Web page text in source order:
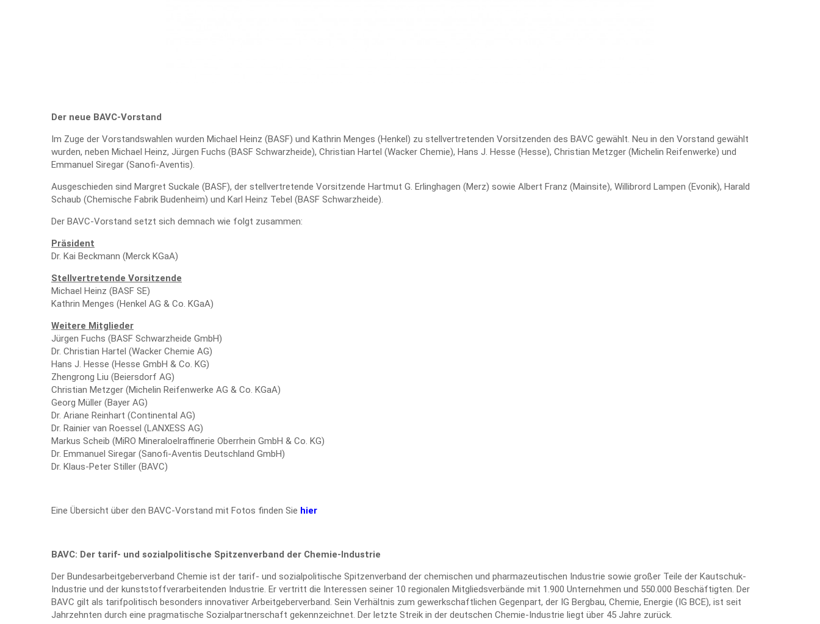
Der neue BAVC-Vorstand
Im Zuge der Vorstandswahlen wurden Michael Heinz (BASF) und Kathrin Menges (Henkel) zu stellvertretenden Vorsitzenden des BAVC gewählt. Neu in den Vorstand gewählt
wurden, neben Michael Heinz, Jürgen Fuchs (BASF Schwarzheide), Christian Hartel (Wacker Chemie), Hans J. Hesse (Hesse), Christian Metzger (Michelin Reifenwerke) und
Emmanuel Siregar (Sanofi-Aventis).
Ausgeschieden sind Margret Suckale (BASF), der stellvertretende Vorsitzende Hartmut G. Erlinghagen (Merz) sowie Albert Franz (Mainsite), Willibrord Lampen (Evonik), Harald
Schaub (Chemische Fabrik Budenheim) und Karl Heinz Tebel (BASF Schwarzheide).
Der BAVC-Vorstand setzt sich demnach wie folgt zusammen:
Präsident
Dr. Kai Beckmann (Merck KGaA)
Stellvertretende Vorsitzende
Michael Heinz (BASF SE)
Kathrin Menges (Henkel AG & Co. KGaA)
Weitere Mitglieder
Jürgen Fuchs (BASF Schwarzheide GmbH)
Dr. Christian Hartel (Wacker Chemie AG)
Hans J. Hesse (Hesse GmbH & Co. KG)
Zhengrong Liu (Beiersdorf AG)
Christian Metzger (Michelin Reifenwerke AG & Co. KGaA)
Georg Müller (Bayer AG)
Dr. Ariane Reinhart (Continental AG)
Dr. Rainier van Roessel (LANXESS AG)
Markus Scheib (MiRO Mineraloelraffinerie Oberrhein GmbH & Co. KG)
Dr. Emmanuel Siregar (Sanofi-Aventis Deutschland GmbH)
Dr. Klaus-Peter Stiller (BAVC)
Eine Übersicht über den BAVC-Vorstand mit Fotos finden Sie hier
BAVC: Der tarif- und sozialpolitische Spitzenverband der Chemie-Industrie
Der Bundesarbeitgeberverband Chemie ist der tarif- und sozialpolitische Spitzenverband der chemischen und pharmazeutischen Industrie sowie großer Teile der Kautschuk-
Industrie und der kunststoffverarbeitenden Industrie. Er vertritt die Interessen seiner 10 regionalen Mitgliedsverbände mit 1.900 Unternehmen und 550.000 Beschäftigten. Der
BAVC gilt als tarifpolitisch besonders innovativer Arbeitgeberverband. Sein Verhältnis zum gewerkschaftlichen Gegenpart, der IG Bergbau, Chemie, Energie (IG BCE), ist seit
Jahrzehnten durch eine pragmatische Sozialpartnerschaft gekennzeichnet. Der letzte Streik in der deutschen Chemie-Industrie liegt über 45 Jahre zurück.